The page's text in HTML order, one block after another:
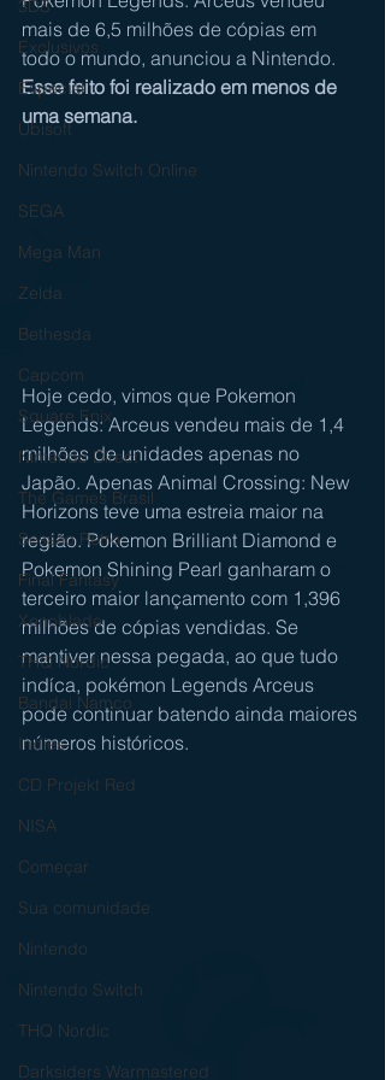
3DS
Exclusivos
Especial
Ubisoft
Nintendo Switch Online
SEGA
Mega Man
Zelda
Bethesda
Capcom
Square Enix
Nintendo Direct
The Games Brasil
Sessão Retro
Final Fantasy
Xenoblade
THQ Nordic
Bandai Namco
Indies
CD Projekt Red
NISA
Começar
Sua comunidade
Nintendo
Nintendo Switch
THQ Nordic
Darksiders Warmastered
mais de 6,5 milhões de cópias em
todo o mundo, anunciou a Nintendo.
Esse feito foi realizado em menos de
uma semana.
Hoje cedo, vimos que Pokemon
Legends: Arceus vendeu mais de 1,4
milhões de unidades apenas no
Japão. Apenas Animal Crossing: New
Horizons teve uma estreia maior na
região. Pokemon Brilliant Diamond e
Pokemon Shining Pearl ganharam o
terceiro maior lançamento com 1,396
milhões de cópias vendidas. Se
mantiver nessa pegada, ao que tudo
indíca, pokémon Legends Arceus
pode continuar batendo ainda maiores
números históricos.